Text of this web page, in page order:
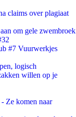
claims over plagiaat
om gele zwembroek
#7 Vuurwerkjes
logisch
willen op je
Ze komen naar